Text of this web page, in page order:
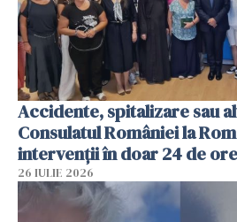
Accidente, spitalizare sau
Consulatul României la
intervenții în doar 24 de ore
26 IULIE 2026